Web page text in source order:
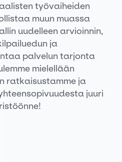
työvaiheiden
muun muassa
uudelleen arvioinnin,
ja
palvelun tarjonta
mielellään
ratkaisustamme ja
juuri